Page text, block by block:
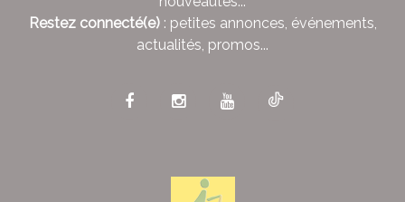
Restez connecté(e): petites annonces, événements,
actualités, promos...